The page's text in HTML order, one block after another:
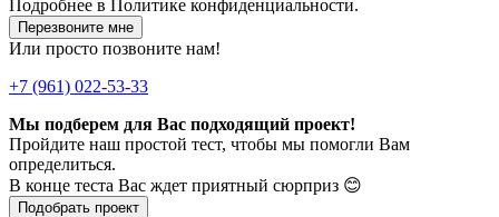
Подробнее в Политике конфиденциальности.
Перезвоните мне
Или просто позвоните нам!
+7 (961) 022-53-33
Мы подберем для Вас подходящий проект!
Пройдите наш простой тест, чтобы мы помогли Вам
определиться.
В конце теста Вас ждет приятный сюрприз 😊
Подобрать проект